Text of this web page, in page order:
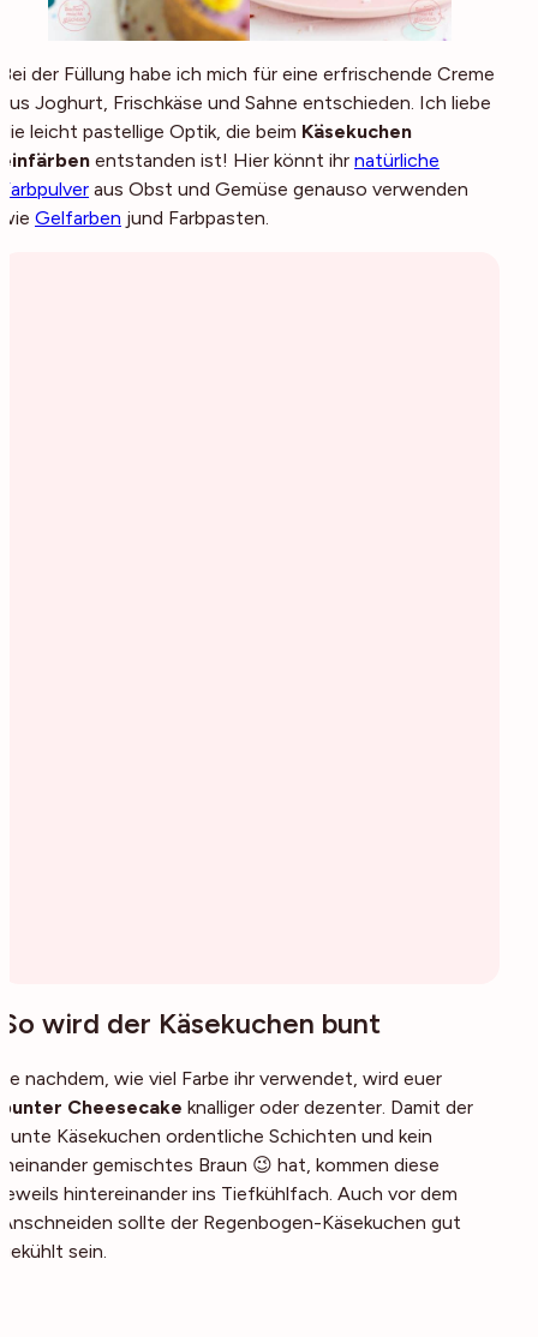
Bei der Füllung habe ich mich für eine erfrischende Creme
aus Joghurt, Frischkäse und Sahne entschieden. Ich liebe
die leicht pastellige Optik, die beim Käsekuchen
einfärben entstanden ist! Hier könnt ihr natürliche
Farbpulver aus Obst und Gemüse genauso verwenden
wie Gelfarben jund Farbpasten.
So wird der Käsekuchen bunt
Je nachdem, wie viel Farbe ihr verwendet, wird euer
bunter Cheesecake knalliger oder dezenter. Damit der
bunte Käsekuchen ordentliche Schichten und kein
ineinander gemischtes Braun 😉 hat, kommen diese
jeweils hintereinander ins Tiefkühlfach. Auch vor dem
Anschneiden sollte der Regenbogen-Käsekuchen gut
gekühlt sein.